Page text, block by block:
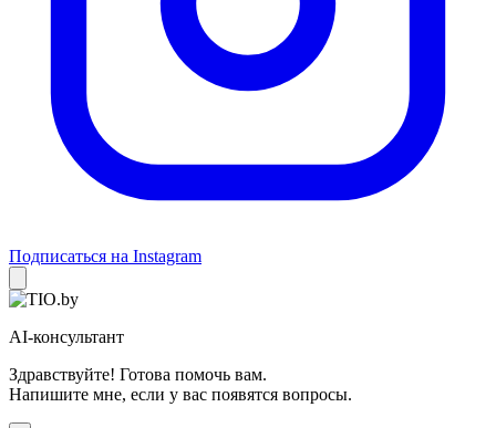
Подписаться на Instagram
AI-консультант
Здравствуйте! Готова помочь вам.
Напишите мне, если у вас появятся вопросы.